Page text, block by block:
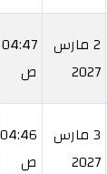
2 مارس
2027
04:47
ص
3 مارس
2027
04:46
ص